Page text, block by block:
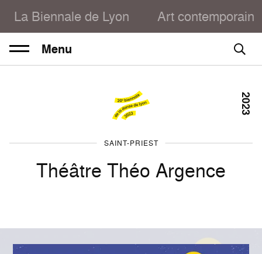
La Biennale de Lyon Art contemporain
Menu
SAINT-PRIEST
Théâtre Théo Argence
2023